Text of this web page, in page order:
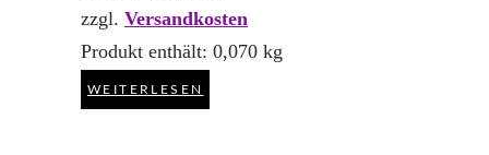
zzgl. Versandkosten
Produkt enthält: 0,070 kg
WEITERLESEN